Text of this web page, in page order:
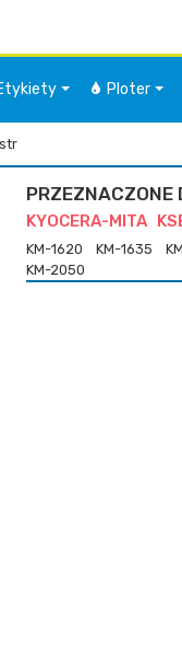
Ploter
PRZEZNACZONE
KYOCERA-MITA
KM-1620 KM-1635
KM-2050